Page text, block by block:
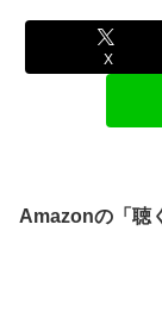
X
Amazonの「聴